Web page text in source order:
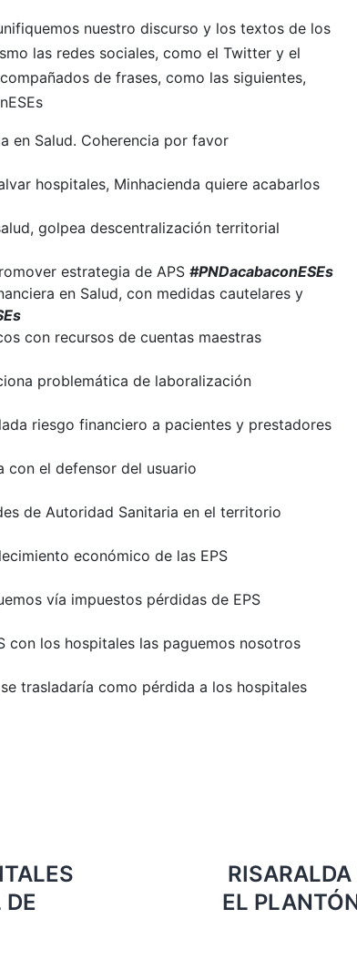
nuestro discurso y los textos de los
las redes sociales, como el Twitter y el
de frases, como las siguientes,
en Salud. Coherencia por favor
hospitales, Minhacienda quiere acabarlos
golpea descentralización territorial
estrategia de APS #PNDacabaconESEs
en Salud, con medidas cautelares y
con recursos de cuentas maestras
problemática de laboralización
riesgo financiero a pacientes y prestadores
con el defensor del usuario
de Autoridad Sanitaria en el territorio
económico de las EPS
vía impuestos pérdidas de EPS
con los hospitales las paguemos nosotros
trasladaría como pérdida a los hospitales
EL